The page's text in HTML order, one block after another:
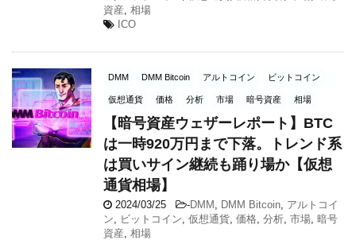
資産 相場
ICO
DMM DMM Bitcoin アルトコイン ビットコイン
仮想通貨 価格 分析 市場 暗号資産 相場
【暗号資産ウェザーレポート】BTC
は一時920万円まで下落。トレンド系
は買いサイン継続も踊り場か【仮想
通貨相場】
2024/03/25 -DMM DMM Bitcoin アルトコイ
ン
ビットコイン 仮想通貨 価格 分析 市場 暗号
資産 相場